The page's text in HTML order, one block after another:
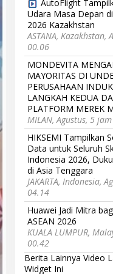
AutoFlight
Udara Masa Depan
2026 Kazakhstan
ASTANA, Kazakhstan,
00.06
MONDEVITA
MAYORITAS DI
PERUSAHAAN
LANGKAH KEDUA
PLATFORM MEREK
MILAN, Agustus, 5
HIKSEMI Tampilkan
Data untuk Seluruh
Indonesia 2026,
di Asia Tenggara
JAKARTA, Indonesia,
04.14
Huawei Jadi Mitra
ASEAN 2026
KUALA LUMPUR,
00.42
Berita Lainnya Video
Widget Ini